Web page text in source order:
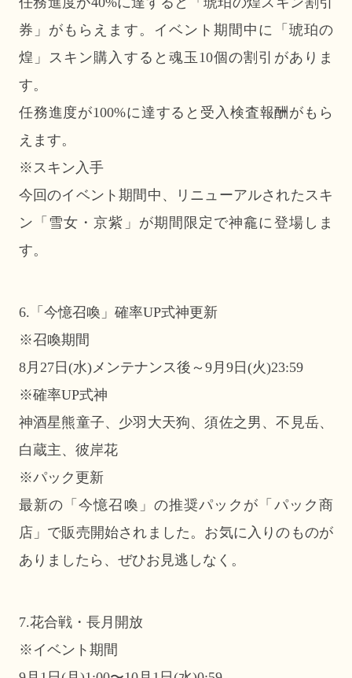
券」がもらえます。イベント期間中に「琥珀の
煌」スキン購入すると魂玉10個の割引がありま
す。
任務進度が100%に達すると受入検査報酬がもら
えます。
※スキン入手
今回のイベント期間中、リニューアルされたスキ
ン「雪女・京紫」が期間限定で神龕に登場しま
す。
6.「今憶召喚」確率UP式神更新
※召喚期間
8月27日(水)メンテナンス後～9月9日(火)23:59
※確率UP式神
神酒星熊童子、少羽大天狗、須佐之男、不見岳、
白蔵主、彼岸花
※パック更新
最新の「今憶召喚」の推奨パックが「パック商
店」で販売開始されました。お気に入りのものが
ありましたら、ぜひお見逃しなく。
7.花合戦・長月開放
※イベント期間